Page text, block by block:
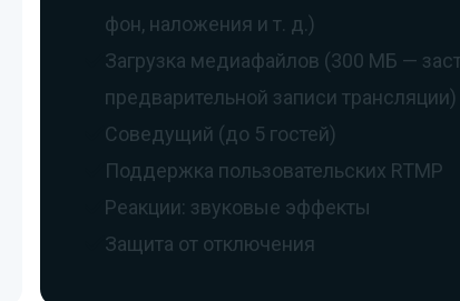
фон, наложения и т. д.)
Загрузка медиафайлов (300 МБ —
предварительной записи трансляции)
Соведущий (до 5 гостей)
Поддержка пользовательских RTMP
Реакции: звуковые эффекты
Защита от отключения